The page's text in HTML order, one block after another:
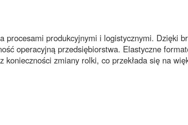
procesami produkcyjnymi i logistycznymi. Dzięki
operacyjną przedsiębiorstwa. Elastyczne
zmiany rolki, co przekłada się na